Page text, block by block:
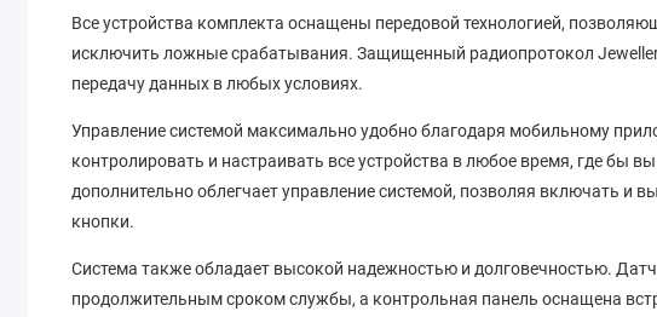
Все устройства комплекта оснащены передовой технологией,
исключить ложные срабатывания. Защищенный радиопротокол Jeweller
передачу данных в любых условиях.
Управление системой максимально удобно благодаря мобильному
контролировать и настраивать все устройства в любое время, где бы
дополнительно облегчает управление системой, позволяя включать
кнопки.
Система также обладает высокой надежностью и долговечностью.
продолжительным сроком службы, а контрольная панель оснащена